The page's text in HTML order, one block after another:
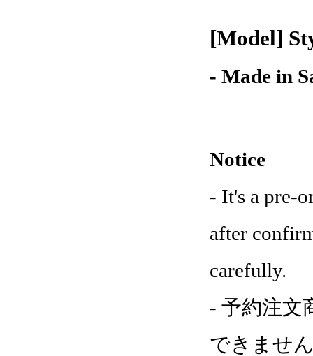
[Model]
- Made in
Notice
- It's a pre-
after
carefully.
- 予約注文
できませ